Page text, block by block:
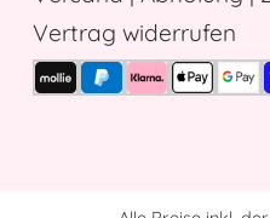
Vertrag widerrufen